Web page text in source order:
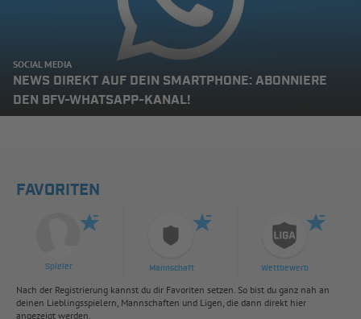
SOCIAL MEDIA
NEWS DIREKT AUF DEIN SMARTPHONE: ABONNIERE
DEN BFV-WHATSAPP-KANAL!
FAVORITEN
Spieler Mannschaft Wettbewerb
Nach der Registrierung kannst du dir Favoriten setzen. So bist du ganz nah an
deinen Lieblingsspielern, Mannschaften und Ligen, die dann direkt hier
angezeigt werden.